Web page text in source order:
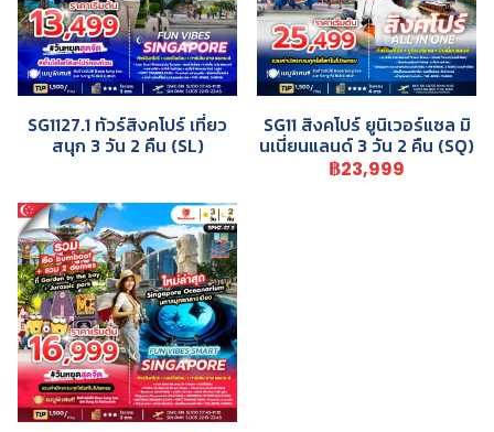
SG1127.1 ทัวร์สิงคโปร์ เที่ยว
สนุก 3 วัน 2 คืน (SL)
SG11 สิงคโปร์ ยูนิเวอร์แซล มิ
นเนี่ยนแลนด์ 3 วัน 2 คืน (SQ)
฿23,999